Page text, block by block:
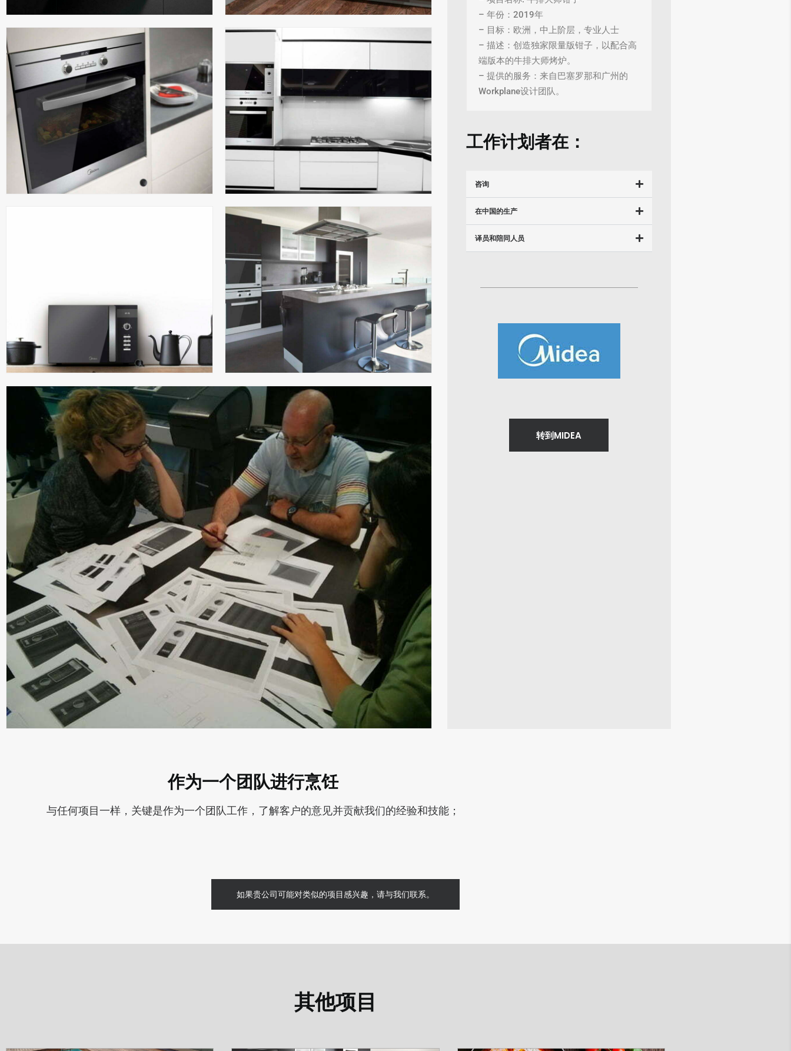
– 年份：2019年
– 目标：欧洲，中上阶层，专业人士
– 描述：创造独家限量版钳子，以配合高
端版本的牛排大师烤炉。
– 提供的服务：来自巴塞罗那和广州的
Workplane设计团队。
工作计划者在：
咨询
在中国的生产
译员和陪同人员
转到MIDEA
作为一个团队进行烹饪
与任何项目一样，关键是作为一个团队工作，了解客户的意见并贡献我们的经验和技能；
如果贵公司可能对类似的项目感兴趣，请与我们联系。
其他项目